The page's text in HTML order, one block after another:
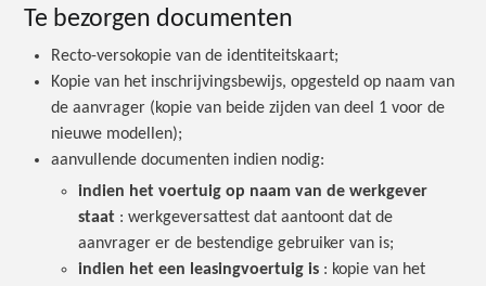
Te bezorgen documenten
Recto-versokopie van de identiteitskaart;
Kopie van het inschrijvingsbewijs, opgesteld op naam van
de aanvrager (kopie van beide zijden van deel 1 voor de
nieuwe modellen);
aanvullende documenten indien nodig:
indien het voertuig op naam van de werkgever
staat : werkgeversattest dat aantoont dat de
aanvrager er de bestendige gebruiker van is;
indien het een leasingvoertuig is : kopie van het